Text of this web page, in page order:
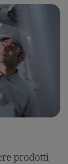
prodotti